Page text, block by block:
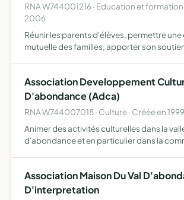
RNA W744001216 · Education et formation
2006
Réunir les parents d'élèves, permettre
mutuelle des familles, apporter son
Association Developpement
D'abondance (Adca)
RNA W744007018 · Culture · Créée en 1999
Animer des activités culturelles dans la
d'abondance et en particulier dans la
spécialistes, ces activités …
Association Maison Du Val
D'interpretation